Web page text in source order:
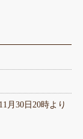
月30日20時より